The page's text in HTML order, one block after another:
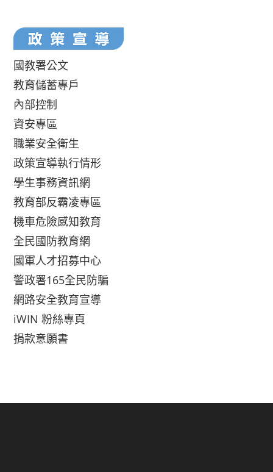
國教署公文
教育儲蓄專戶
內部控制
資安專區
職業安全衛生
政策宣導執行情形
學生事務資訊網
教育部反霸凌專區
機車危險感知教育
全民國防教育網
國軍人才招募中心
警政署165全民防騙
網路安全教育宣導
iWIN 粉絲專頁
捐款意願書